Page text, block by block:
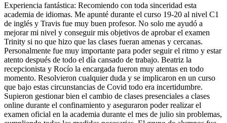
Experiencia fantástica: Recomiendo con toda sinceridad esta
academia de idiomas. Me apunté durante el curso 19-20 al nivel C1
de inglés y Travis fue muy buen profesor. No solo me ayudó a
mejorar mi nivel y conseguir mis objetivos de aprobar el examen
Trinity si no que hizo que las clases fueran amenas y cercanas.
Personalmente fue muy importante para poder seguir el ritmo y estar
atento después de todo el día cansado de trabajo. Beatriz la
recepcionista y Rocío la encargada fueron muy atentas en todo
momento. Resolvieron cualquier duda y se implicaron en un curso
que bajo estas circunstancias de Covid todo era incertidumbre.
Supieron gestionar bien el cambio de clases presenciales a clases
online durante el confinamiento y aseguraron poder realizar el
examen oficial en la academia durante el mes de julio sin problemas,